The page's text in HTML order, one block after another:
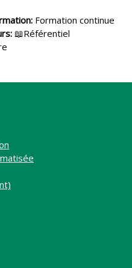
: Formation continue
: 📖Référentiel